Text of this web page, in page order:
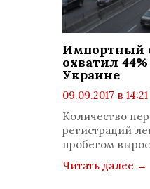
Импортный
охватил
Украине
09.09.2017 в 14:21
Количество
регистраций
пробегом
Читать далее →